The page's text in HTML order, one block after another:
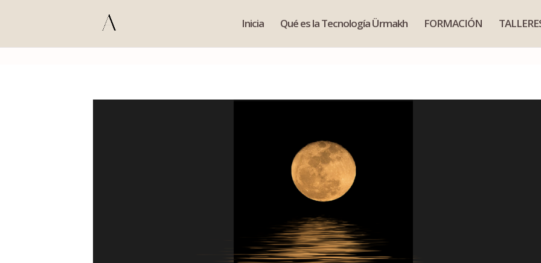
Inicia Qué es la Tecnología Ürmakh FORMACIÓN